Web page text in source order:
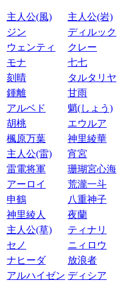
主人公(風)
主人公(岩)
ジン
ディルック
ウェンティ
クレー
モナ
七七
刻晴
タルタリヤ
鍾離
甘雨
アルベド
魈(しょう)
胡桃
エウルア
楓原万葉
神里綾華
主人公(雷)
宵宮
雷電将軍
珊瑚宮心海
アーロイ
荒瀧一斗
申鶴
八重神子
神里綾人
夜蘭
主人公(草)
ティナリ
セノ
ニィロウ
ナヒーダ
放浪者
アルハイゼン ディシア